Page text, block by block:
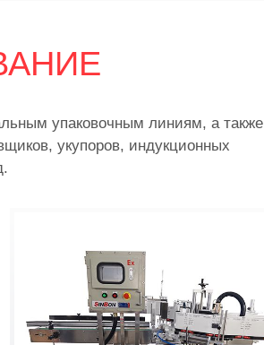
упаковочным линиям, а также
укупоров, индукционных